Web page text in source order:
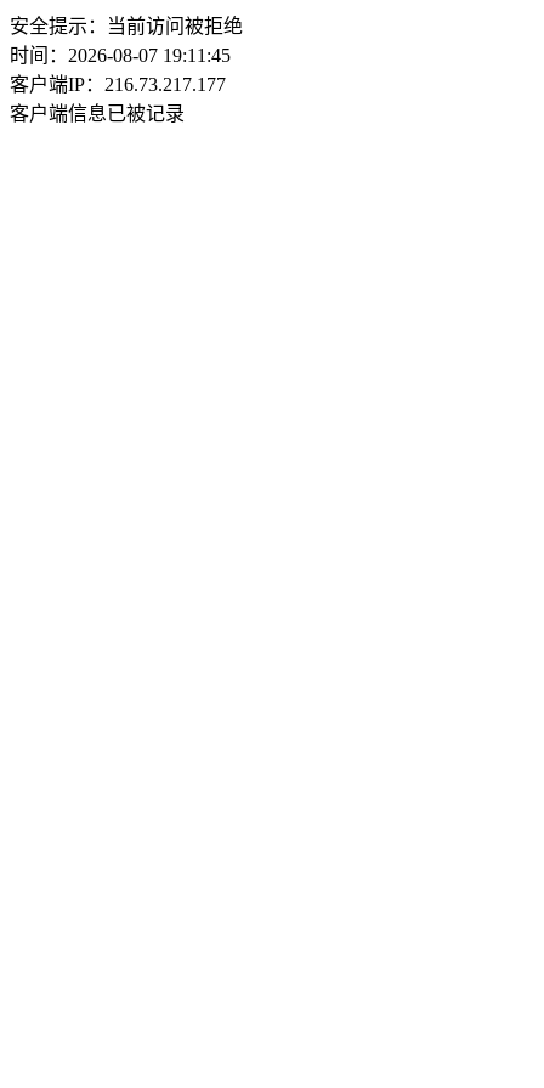
安全提示：当前访问被拒绝
时间：2026-08-07 19:11:45
客户端IP：216.73.217.177
客户端信息已被记录